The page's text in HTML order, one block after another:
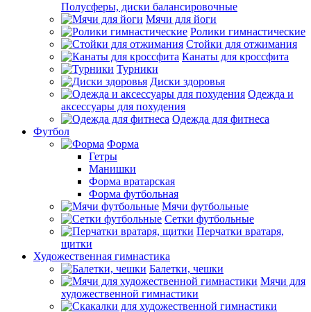
Полусферы, диски балансировочные
Мячи для йоги
Ролики гимнастические
Стойки для отжимания
Канаты для кроссфита
Турники
Диски здоровья
Одежда и
аксессуары для похудения
Одежда для фитнеса
Футбол
Форма
Гетры
Манишки
Форма вратарская
Форма футбольная
Мячи футбольные
Сетки футбольные
Перчатки вратаря,
щитки
Художественная гимнастика
Балетки, чешки
Мячи для
художественной гимнастики